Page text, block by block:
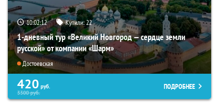
10:02:11 Купили:22
1-дневный тур «Великий Новгород — сердце земли
русской» от компании «Шарм»
Достоевская
420 руб.
3300руб.
ПОДРОБНЕЕ